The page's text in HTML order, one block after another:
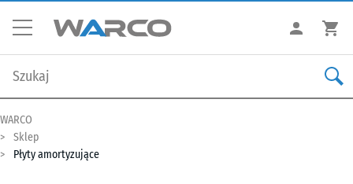
WARCO
Sklep
Płyty amortyzujące